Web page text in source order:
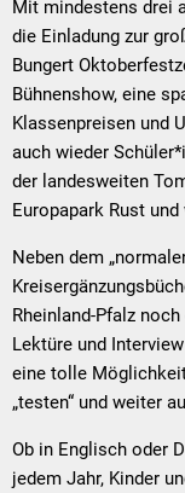
Mit mindestens drei
die Einladung zur
Bungert
Bühnenshow, eine
Klassenpreisen und
auch wieder
der landesweiten
Europapark Rust
Neben dem
Rheinland-Pfalz noch
Lektüre und
eine tolle
„testen“ und weiter
Ob in Englisch oder
jedem Jahr, Kinder